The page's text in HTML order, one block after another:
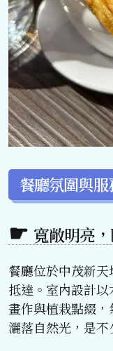
餐廳氛圍與
寬敞明亮
餐廳位於中茂新
抵達。室內設計
畫作與植栽點綴
灑落自然光，是